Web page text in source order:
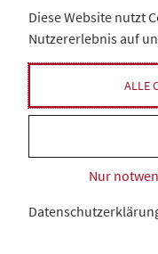
Montag: 16:00 - 22:00 Uhr
Dienstag: 16:00 - 22:00
Mittwoch: Ruhetag
Donnerstag: 16:00 -
Freitag: 16:00 - 22:00 Uhr
Samstag: 11:30 - 22:00
Sonn- und Feiertage:
Diese Website nutzt
Nutzererlebnis auf
ALLE
Nur